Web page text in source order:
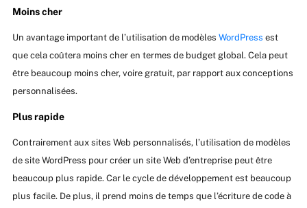
Moins cher
Un avantage important de l’utilisation de modèles WordPress est
que cela coûtera moins cher en termes de budget global. Cela peut
être beaucoup moins cher, voire gratuit, par rapport aux conceptions
personnalisées.
Plus rapide
Contrairement aux sites Web personnalisés, l’utilisation de modèles
de site WordPress pour créer un site Web d’entreprise peut être
beaucoup plus rapide. Car le cycle de développement est beaucoup
plus facile. De plus, il prend moins de temps que l’écriture de code à